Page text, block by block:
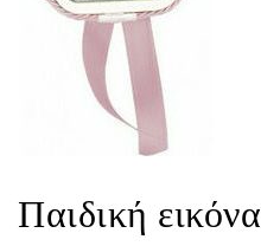
Παιδική εικόνα